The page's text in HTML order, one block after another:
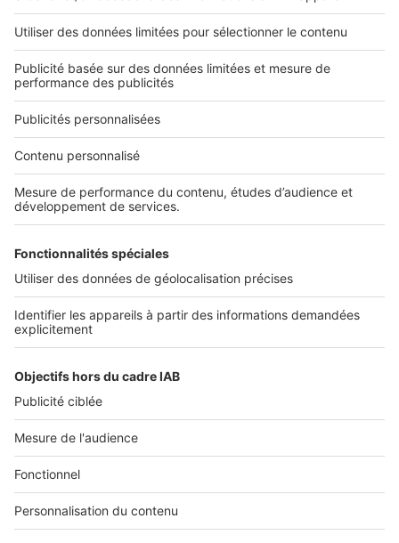
Nos applications
Découvrez nos applications
Services pro
Accès client
Informations légales
Politique Générale de Protection des Données
Charte éditeur
Paramétrer mes cookies